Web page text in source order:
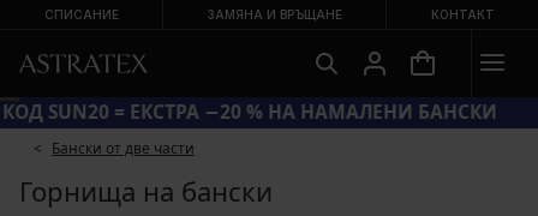
СПИСАНИЕ ЗАМЯНА И ВРЪЩАНЕ КОНТАКТ
КОД SUN20 = ЕКСТРА −20 % НА НАМАЛЕНИ БАНСКИ
Бански от две части
Горнища на бански